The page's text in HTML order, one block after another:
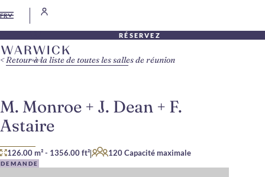
FR
RÉSERVEZ
M. Monroe + J. Dean + F.
Astaire
126.00 m²- 1356.00 ft²| 120 Capacité maximale
DEMANDE
Retour à la liste de toutes les salles de réunion